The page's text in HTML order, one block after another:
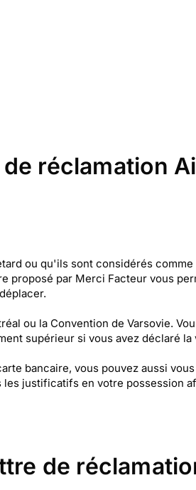
réclamation
ou qu'ils sont considérés
proposé par Merci Facteur vous
ou la Convention de Varsovie.
supérieur si vous avez déclaré
bancaire, vous pouvez aussi
justificatifs en votre possession
de